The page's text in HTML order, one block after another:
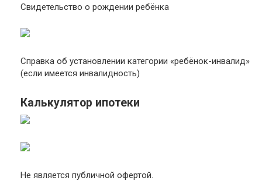
Свидетельство о рождении ребёнка
Справка об установлении категории «ребёнок-инвалид»
(если имеется инвалидность)
Калькулятор ипотеки
Не является публичной офертой.